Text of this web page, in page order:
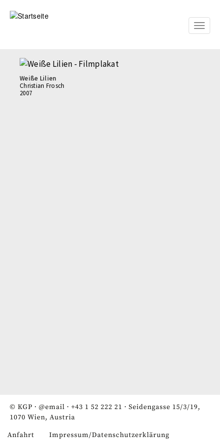
zum
Toggle
Weiße Lilien
Christian Frosch
2007
© KGP · @email · +43 1 52 222 21 · Seidengasse 15/3/19,
1070 Wien, Austria
Anfahrt Impressum/Datenschutzerklärung